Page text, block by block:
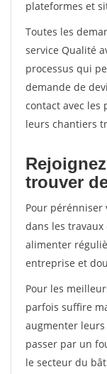
plateformes et
Toutes les
service Qualité
processus qui
demande de
contact avec
leurs chantiers
trouver
Pour
dans les
alimenter
entreprise et
Pour les
parfois suffire
augmenter
passer par un
le secteur du